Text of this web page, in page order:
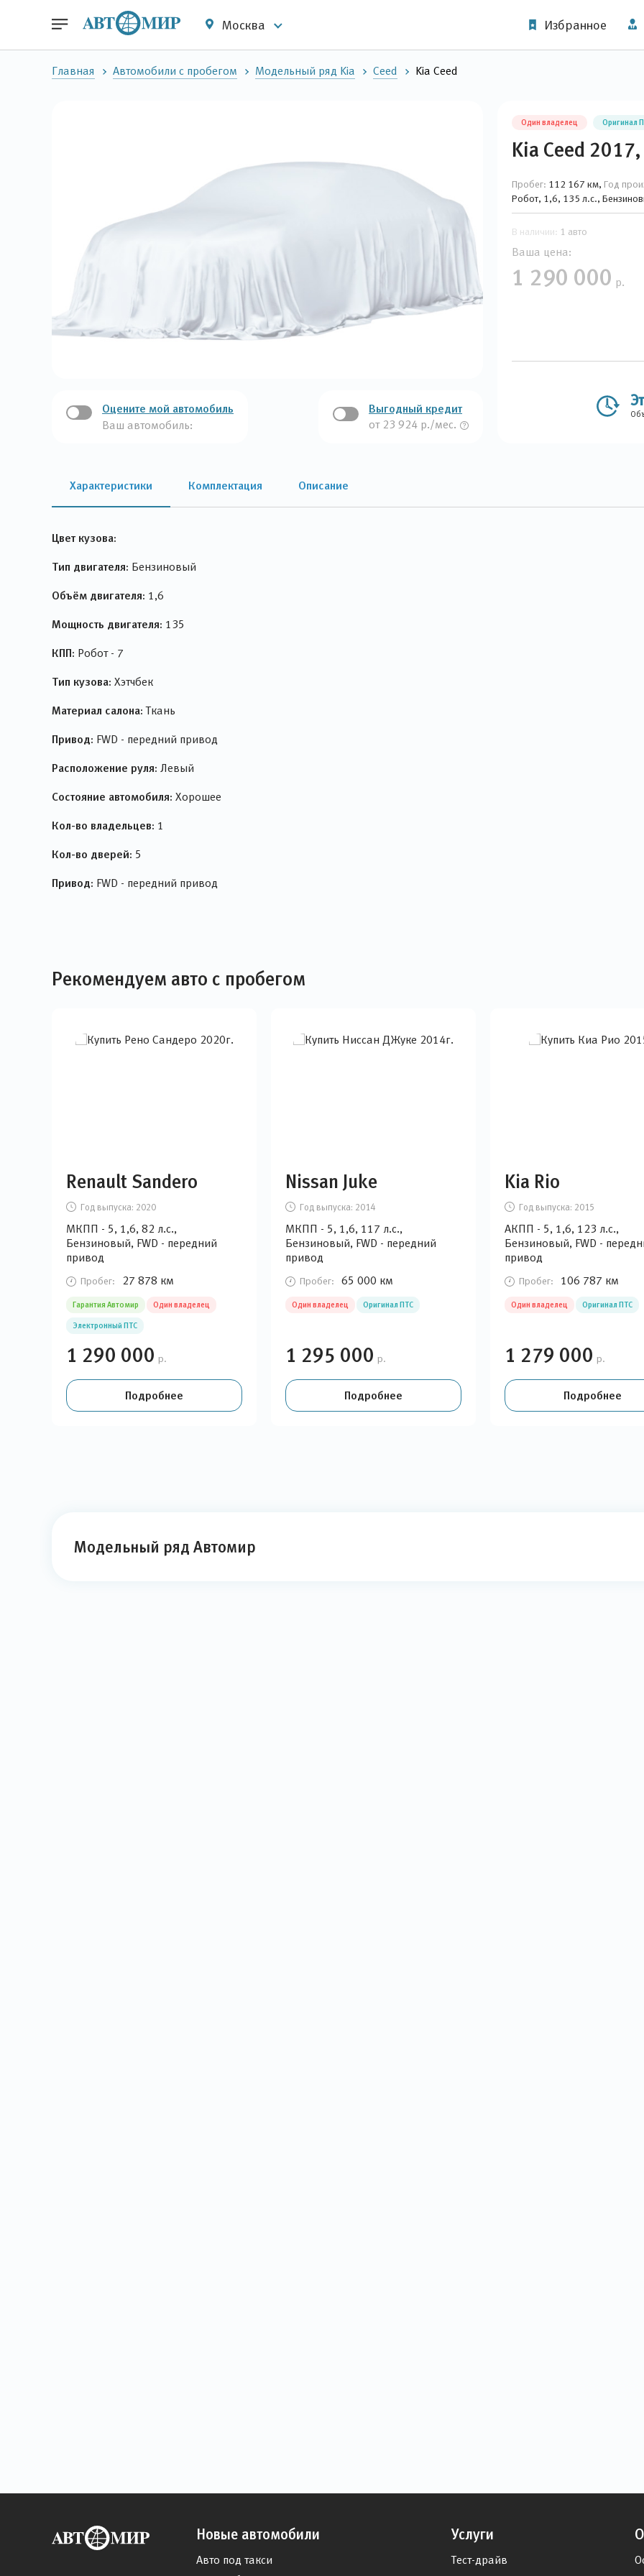
Москва Избранное
Главная Автомобили с пробегом Модельный ряд Kia Ceed Kia Ceed
Оцените мой автомобиль
Ваш автомобиль:
Выгодный кредит
от 23 924 р./мес.
Один владелец Оригинал
Kia Ceed
Пробег: 112 167 км, Год
Робот, 1,6, 135 л.с.,
В наличии: 1 авто
Ваша цена:
1 290 000 р.
Характеристики Комплектация Описание
Цвет кузова:
Тип двигателя: Бензиновый
Объём двигателя: 1,6
Мощность двигателя: 135
КПП: Робот - 7
Тип кузова: Хэтчбек
Материал салона: Ткань
Привод: FWD - передний привод
Расположение руля: Левый
Состояние автомобиля: Хорошее
Кол-во владельцев: 1
Кол-во дверей: 5
Привод: FWD - передний привод
Рекомендуем авто с пробегом
Renault Sandero
Год выпуска: 2020
МКПП - 5, 1,6, 82 л.с.,
Бензиновый, FWD - передний
привод
Пробег: 27 878 км
Гарантия Автомир Один владелец
Электронный ПТС
1 290 000 р.
Подробнее
Nissan Juke
Год выпуска: 2014
МКПП - 5, 1,6, 117 л.с.,
Бензиновый, FWD - передний
привод
Пробег: 65 000 км
Один владелец Оригинал ПТС
1 295 000 р.
Подробнее
Kia Rio
Год выпуска: 2015
АКПП - 5, 1,6, 123 л.с.,
Бензиновый, FWD -
привод
Пробег: 106 787 км
Один владелец Оригинал ПТС
1 279 000 р.
Подробнее
Модельный ряд Автомир
Новые автомобили
Авто под такси
Услуги
Тест-драйв